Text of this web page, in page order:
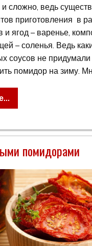
и сложно, ведь
приготовления в
и ягод – варенье,
– соленья. Ведь
соусов не
помидор на зиму.
помидорами